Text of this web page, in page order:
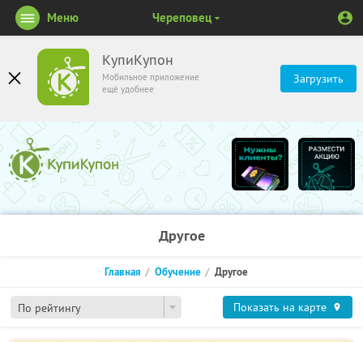
КупиКупон
Мобильное приложение
ещё удобнее
Загрузить
Меню Череповец
Другое
По рейтингу
Главная Обучение Другое
Показать на карте